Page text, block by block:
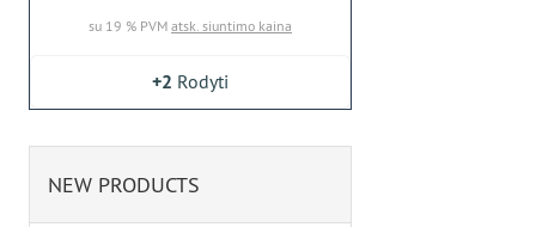
su 19 % PVM atsk. siuntimo kaina
+2 Rodyti
NEW PRODUCTS